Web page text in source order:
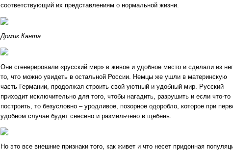
соответствующий их представлениям о нормальной жизни.
Домик Канта...
Они сгенерировали «русский мир» в живое и удобное место и сделали из
то, что можно увидеть в остальной России. Немцы же ушли в материнскую
часть Германии, продолжая строить свой уютный и удобный мир. Русский
приходит исключительно для того, чтобы нагадить, разрушить и если что-то
построить, то безусловно – уродливое, позорное одоробло, которое при
удобном случае будет снесено и размельчено в щебень.
Но это все внешние признаки того, как живет и что несет придонная